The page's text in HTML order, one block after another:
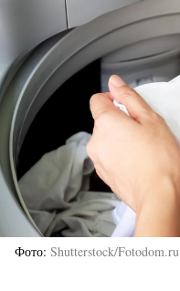
Фото Shutterstock/Fotodom.ru